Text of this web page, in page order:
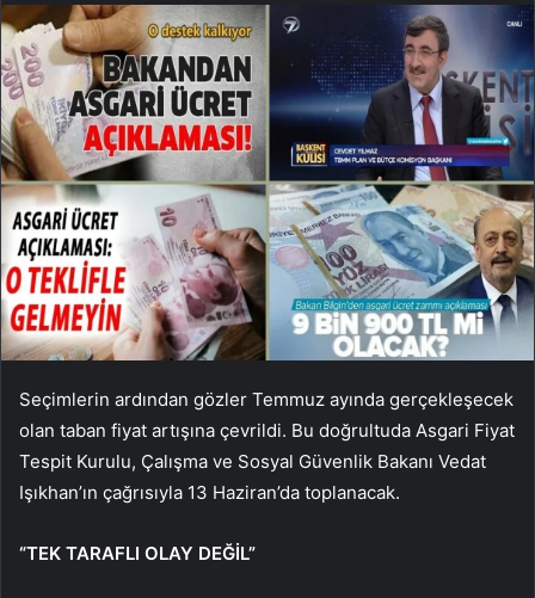
Seçimlerin ardından gözler Temmuz ayında gerçekleşecek
olan taban fiyat artışına çevrildi. Bu doğrultuda Asgari Fiyat
Tespit Kurulu, Çalışma ve Sosyal Güvenlik Bakanı Vedat
Işıkhan’ın çağrısıyla 13 Haziran’da toplanacak.
“TEK TARAFLI OLAY DEĞİL”